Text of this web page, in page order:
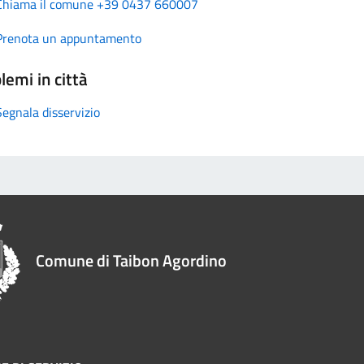
un appuntamento
in città
disservizio
Comune di Taibon Agordino